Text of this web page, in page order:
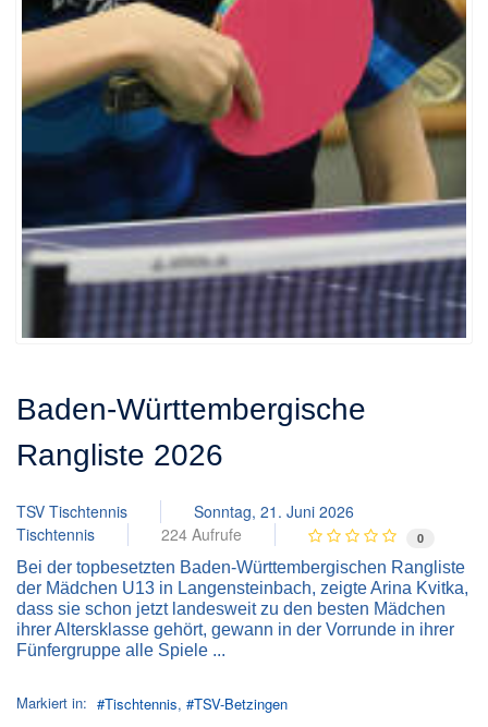
Baden-Württembergische
Rangliste 2026
TSV Tischtennis
Sonntag, 21. Juni 2026
Tischtennis
224 Aufrufe 0
Bei der topbesetzten Baden-Württembergischen Rangliste
der Mädchen U13 in Langensteinbach, zeigte Arina Kvitka,
dass sie schon jetzt landesweit zu den besten Mädchen
ihrer Altersklasse gehört, gewann in der Vorrunde in ihrer
Fünfergruppe alle Spiele ...
Markiert in: Tischtennis TSV-Betzingen